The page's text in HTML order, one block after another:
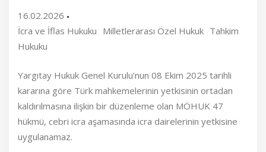
16.02.2026
İcra ve İflas Hukuku Milletlerarası Özel Hukuk Tahkim
Hukuku
Yargıtay Hukuk Genel Kurulu’nun 08 Ekim 2025 tarihli
kararına göre Türk mahkemelerinin yetkisinin ortadan
kaldırılmasına ilişkin bir düzenleme olan MÖHUK 47
hükmü, cebri icra aşamasında icra dairelerinin yetkisine
uygulanamaz.